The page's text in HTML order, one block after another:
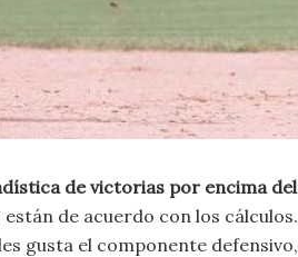
de victorias por encima del
de acuerdo con los cálculos.
gusta el componente defensivo,